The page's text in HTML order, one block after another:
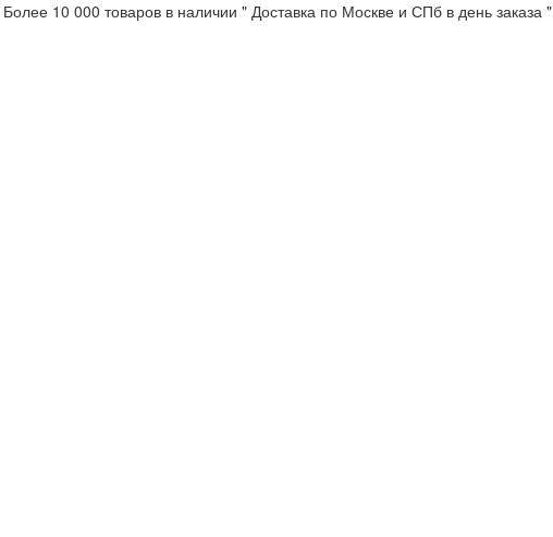
10 000 товаров в наличии " Доставка по Москве и СПб в день заказа "